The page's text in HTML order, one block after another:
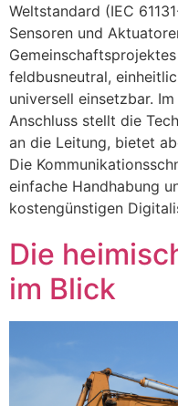
Weltstandard (IEC
Sensoren und
feldbusneutral,
universell einsetzbar.
Anschluss stellt die
an die Leitung, bietet
Die
einfache Handhabung
kostengünstigen
Die
im Blick